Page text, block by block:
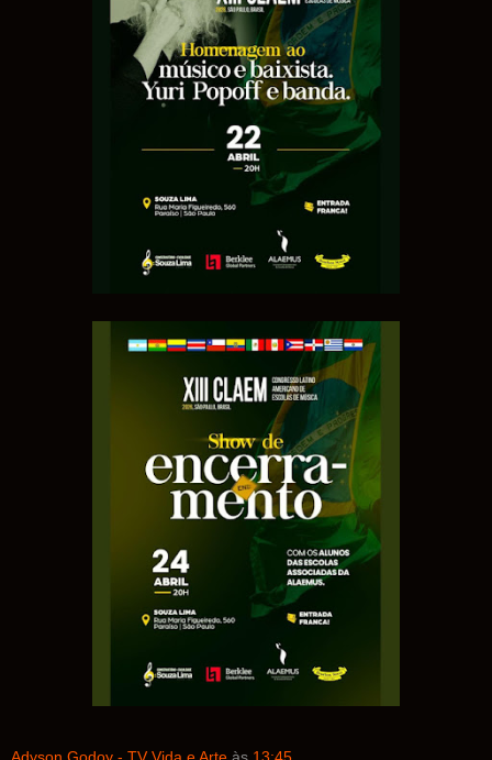
Adyson Godoy - TV Vida e Arte às 13:45